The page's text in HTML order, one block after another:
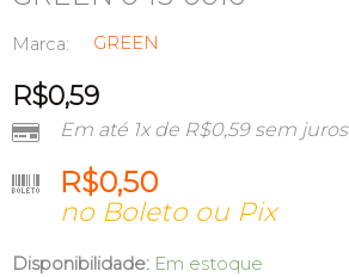
Marca: GREEN
R$0,59
Em até 1x de R$0,59sem juros
R$0,50
no Boleto ou Pix
Disponibilidade: Em estoque
FUSIVEL